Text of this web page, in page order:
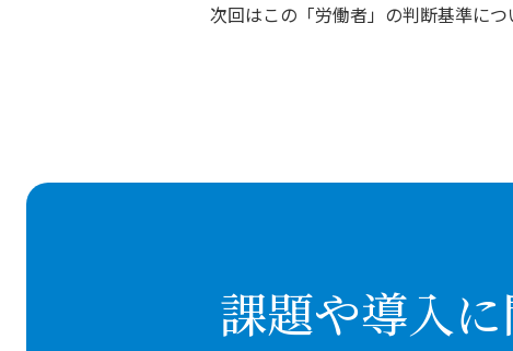
次回はこの「労働者」の判断基準につ
課題や導入に